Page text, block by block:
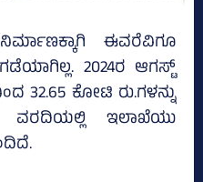
ಈವರೆವಿಗೂ
2024ರ ಆಗಸ್ಟ್‌
32.65 ಕೋಟಿ ರು.ಗಳನ್ನು
ಇಲಾಖೆಯು